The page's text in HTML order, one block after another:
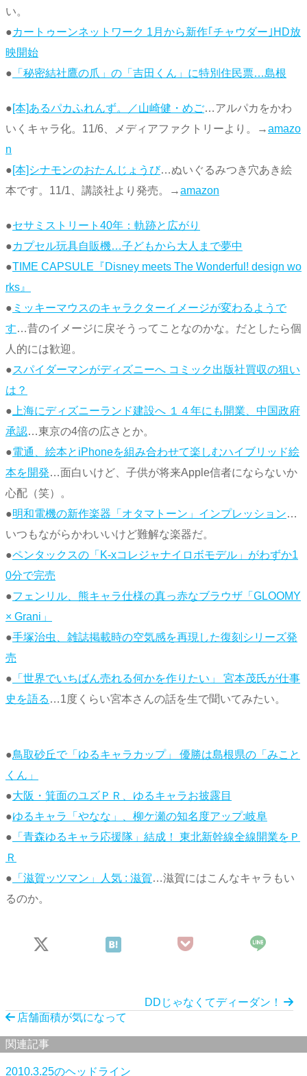
い。
●カートゥーンネットワーク 1月から新作｢チャウダー｣HD放
映開始
● 「秘密結社鷹の爪」の「吉田くん」に特別住民票…島根
●[本]あるパカふれんず。／山崎健・めご…アルパカをかわ
いくキャラ化。11/6、メディアファクトリーより。→amazo
n
●[本]シナモンのおたんじょうび…ぬいぐるみつき穴あき絵
本です。11/1、講談社より発売。→amazon
●セサミストリート40年：軌跡と広がり
●カプセル玩具自販機…子どもから大人まで夢中
●TIME CAPSULE『Disney meets The Wonderful! design wo
rks』
● ミッキーマウスのキャラクターイメージが変わるようで
す…昔のイメージに戻そうってことなのかな。だとしたら個
人的には歓迎。
●スパイダーマンがディズニーへ コミック出版社買収の狙い
は？
● 上海にディズニーランド建設へ １４年にも開業、中国政府
承認…東京の4倍の広さとか。
●電通、絵本とiPhoneを組み合わせて楽しむハイブリッド絵
本を開発…面白いけど、子供が将来Apple信者にならないか
心配（笑）。
●明和電機の新作楽器「オタマトーン」インプレッション…
いつもながらかわいいけど難解な楽器だ。
●ペンタックスの「K-xコレジャナイロボモデル」がわずか1
0分で完売
●フェンリル、熊キャラ仕様の真っ赤なブラウザ「GLOOMY
× Grani」
●手塚治虫、雑誌掲載時の空気感を再現した復刻シリーズ発
売
● 「世界でいちばん売れる何かを作りたい」 宮本茂氏が仕事
史を語る …1度くらい宮本さんの話を生で聞いてみたい。
●鳥取砂丘で「ゆるキャラカップ」 優勝は島根県の「みこと
くん」
●大阪・箕面のユズＰＲ、ゆるキャラお披露目
●ゆるキャラ「やなな」、柳ケ瀬の知名度アップ:岐阜
● 「青森ゆるキャラ応援隊」結成！ 東北新幹線全線開業をＰ
Ｒ
● 「滋賀ッツマン」人気 : 滋賀…滋賀にはこんなキャラもい
るのか。
DDじゃなくてディーダン！
店舗面積が気になって
関連記事
2010.3.25のヘッドライン